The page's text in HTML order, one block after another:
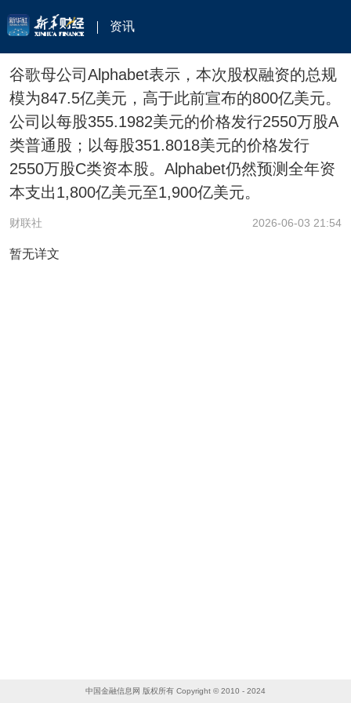
资讯
谷歌母公司Alphabet表示，本次股权融资的总规
模为847.5亿美元，高于此前宣布的800亿美元。
公司以每股355.1982美元的价格发行2550万股A
类普通股；以每股351.8018美元的价格发行
2550万股C类资本股。Alphabet仍然预测全年资
本支出1,800亿美元至1,900亿美元。
财联社 2026-06-03 21:54
暂无详文
中国金融信息网 版权所有 Copyright © 2010 - 2024